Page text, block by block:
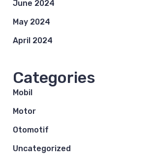
June 2024
May 2024
April 2024
Categories
Mobil
Motor
Otomotif
Uncategorized